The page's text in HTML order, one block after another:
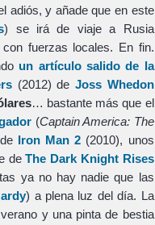
adiós, y añade que en este
) se irá de viaje a Rusia
fuerzas locales. En fin.
un artículo salido de la
(2012) de Joss Whedon
… bastante más que el
(Captain America: The
Iron Man 2 (2010), unos
deThe Dark Knight Rises
ya no hay nadie que las
) a plena luz del día. La
y una pinta de bestia